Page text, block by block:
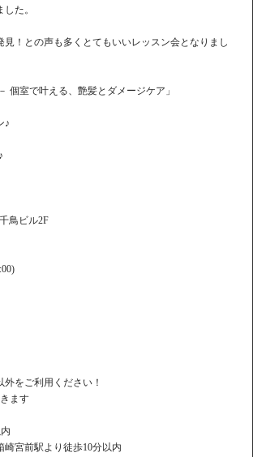
た。
見！との声も多くとてもいいレッスン会となりまし
個室で叶える、艶髪とダメージケア」
♪
鳥ビル2F
をご利用ください！
ます
宮前駅より徒歩10分以内